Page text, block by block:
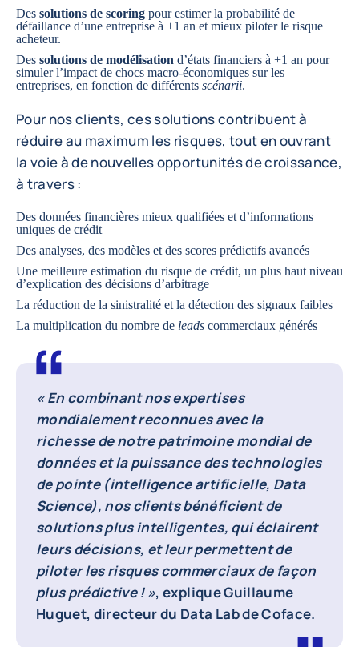
Des solutions de scoring pour estimer la probabilité de
défaillance d’une entreprise à +1 an et mieux piloter le risque
acheteur.
Des solutions de modélisation d’états financiers à +1 an pour
simuler l’impact de chocs macro-économiques sur les
entreprises, en fonction de différents scénarii.
Pour nos clients, ces solutions contribuent à
réduire au maximum les risques, tout en ouvrant
la voie à de nouvelles opportunités de croissance,
à travers :
Des données financières mieux qualifiées et d’informations
uniques de crédit
Des analyses, des modèles et des scores prédictifs avancés
Une meilleure estimation du risque de crédit, un plus haut niveau
d’explication des décisions d’arbitrage
La réduction de la sinistralité et la détection des signaux faibles
La multiplication du nombre de leads commerciaux générés
« En combinant nos expertises
mondialement reconnues avec la
richesse de notre patrimoine mondial de
données et la puissance des technologies
de pointe (intelligence artificielle, Data
Science), nos clients bénéficient de
solutions plus intelligentes, qui éclairent
leurs décisions, et leur permettent de
piloter les risques commerciaux de façon
plus prédictive ! », expliqueGuillaume
Huguet, directeur du Data Lab de Coface.